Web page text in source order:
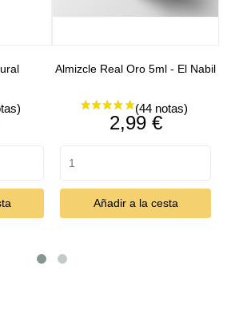
Almizcle Real Oro 5ml - El Nabil
Precio
2,99 €
Añadir a la cesta